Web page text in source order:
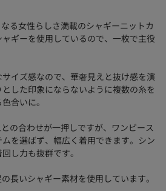
る女性らしさ満載のシャギーニットカ
ギーを使用しているので、一枚で主役
イズ感なので、華奢見えと抜け感を演
した印象にならないように複数の糸を
合いに。
の合わせが一押しですが、ワンピース
を選ばず、幅広く着用できます。シン
し力も抜群です。
長いシャギー素材を使用しています。